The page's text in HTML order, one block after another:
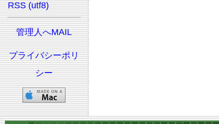
RSS (utf8)
管理人へMAIL
プライバシーポリ
シー